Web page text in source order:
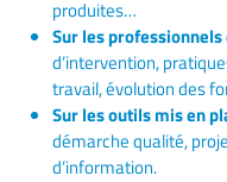
produites…
Sur les
d’intervention,
travail, évolution des
Sur les outils mis en
démarche qualité,
d’information.